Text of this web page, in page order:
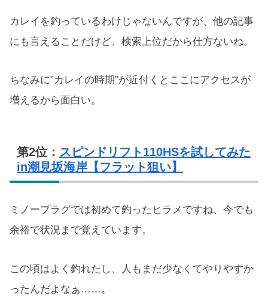
カレイを釣っているわけじゃないんですが、他の記事
にも言えることだけど、検索上位だから仕方ないね。
ちなみに”カレイの時期”が近付くとここにアクセスが
増えるから面白い。
第2位： スピンドリフト110HSを試してみた
in潮見坂海岸【フラット狙い】
ミノープラグでは初めて釣ったヒラメですね、今でも
余裕で状況まで覚えています。
この頃はよく釣れたし、人もまだ少なくてやりやすか
ったんだよなぁ……。